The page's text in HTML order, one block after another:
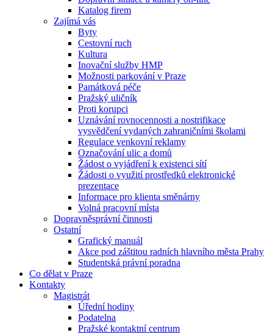
Katalog firem
Zajímá vás
Byty
Cestovní ruch
Kultura
Inovační služby HMP
Možnosti parkování v Praze
Památková péče
Pražský uličník
Proti korupci
Uznávání rovnocennosti a nostrifikace
vysvědčení vydaných zahraničními školami
Regulace venkovní reklamy
Označování ulic a domů
Žádost o vyjádření k existenci sítí
Žádosti o využití prostředků elektronické
prezentace
Informace pro klienta směnárny
Volná pracovní místa
Dopravněsprávní činnosti
Ostatní
Grafický manuál
Akce pod záštitou radních hlavního města Prahy
Studentská právní poradna
Co dělat v Praze
Kontakty
Magistrát
Úřední hodiny
Podatelna
Pražské kontaktní centrum